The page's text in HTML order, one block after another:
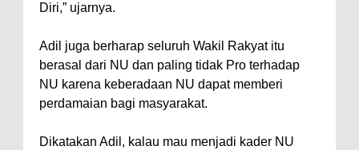
Diri,” ujarnya.
Adil juga berharap seluruh Wakil Rakyat itu
berasal dari NU dan paling tidak Pro terhadap
NU karena keberadaan NU dapat memberi
perdamaian bagi masyarakat.
Dikatakan Adil, kalau mau menjadi kader NU